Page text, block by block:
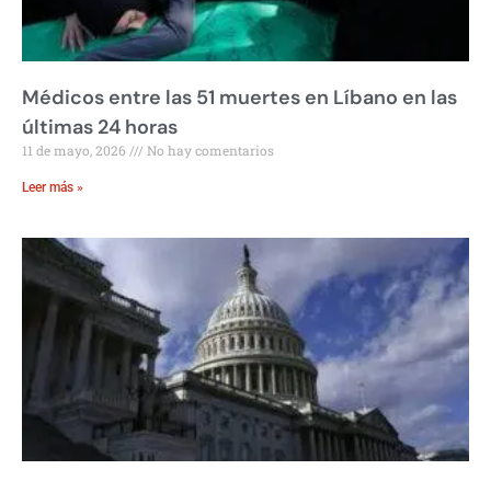
Médicos entre las 51 muertes en Líbano en las
últimas 24 horas
11 de mayo, 2026 No hay comentarios
Leer más »